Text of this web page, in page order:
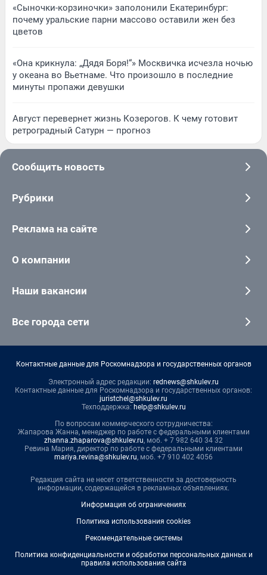
«Сыночки-корзиночки» заполонили Екатеринбург:
почему уральские парни массово оставили жен без
цветов
«Она крикнула: „Дядя Боря!“» Москвичка исчезла ночью
у океана во Вьетнаме. Что произошло в последние
минуты пропажи девушки
Август перевернет жизнь Козерогов. К чему готовит
ретроградный Сатурн — прогноз
Сообщить новость
Рубрики
Реклама на сайте
О компании
Наши вакансии
Все города сети
Контактные данные для Роскомнадзора и государственных органов
Электронный адрес редакции: rednews@shkulev.ru
Контактные данные для Роскомнадзора и государственных органов:
juristchel@shkulev.ru
Техподдержка: help@shkulev.ru
По вопросам коммерческого сотрудничества:
Жапарова Жанна, менеджер по работе с федеральными клиентами
zhanna.zhaparova@shkulev.ru, моб. + 7 982 640 34 32
Ревина Мария, директор по работе с федеральными клиентами
mariya.revina@shkulev.ru, моб. +7 910 402 4056
Редакция сайта не несет ответственности за достоверность
информации, содержащейся в рекламных объявлениях.
Информация об ограничениях
Политика использования cookies
Рекомендательные системы
Политика конфиденциальности и обработки персональных данных и
правила использования сайта